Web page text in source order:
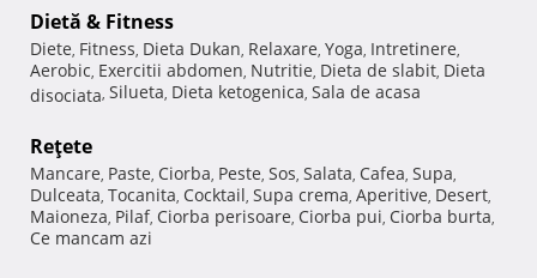
Dietă & Fitness
Diete, Fitness, Dieta Dukan, Relaxare, Yoga, Intretinere,
Aerobic, Exercitii abdomen, Nutritie, Dieta de slabit, Dieta
disociata, Silueta, Dieta ketogenica, Sala de acasa
Reţete
Mancare, Paste, Ciorba, Peste, Sos, Salata, Cafea, Supa,
Dulceata, Tocanita, Cocktail, Supa crema, Aperitive, Desert,
Maioneza, Pilaf, Ciorba perisoare, Ciorba pui, Ciorba burta,
Ce mancam azi